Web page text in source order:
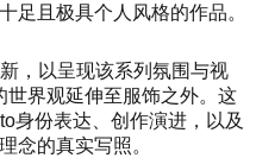
足且极具个人风格的作品。
，以呈现该系列氛围与视
世界观延伸至服饰之外。这
身份表达、创作演进，以及
念的真实写照。